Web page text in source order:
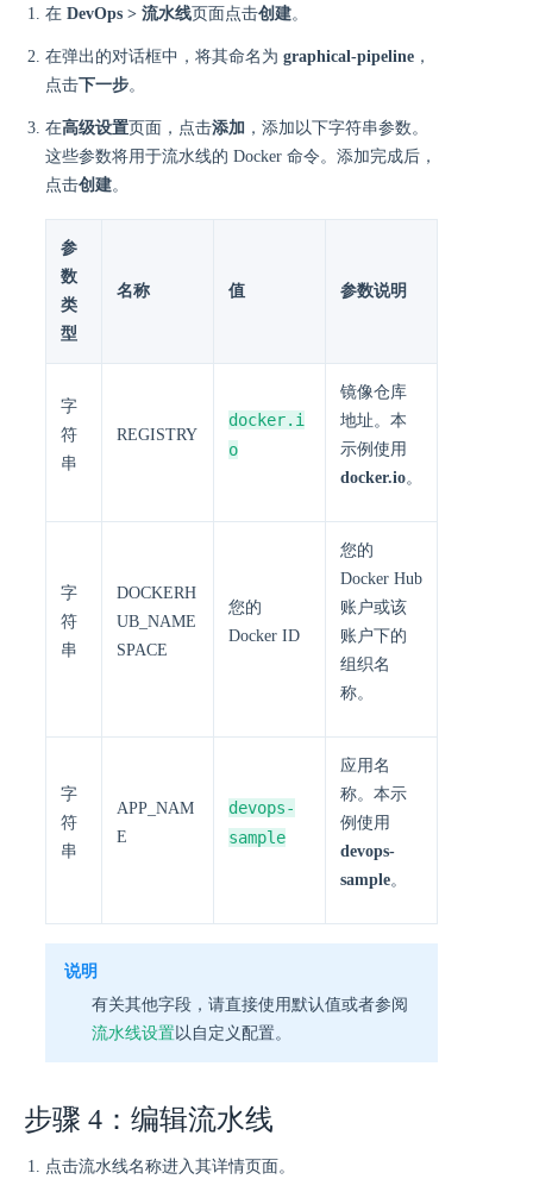
在 DevOps > 流水线页面点击创建。
在弹出的对话框中，将其命名为 graphical-pipeline ，
点击下一步。
在高级设置页面，点击添加 ，添加以下字符串参数。
这些参数将用于流水线的 Docker 命令。添加完成后，
点击创建。
参
数
类
型
名称 值 参数说明
字
符
串
REGISTRY
docker.i
o
镜像仓库
地址。本
示例使用
docker.io。
字
符
串
DOCKERH
UB_NAME
SPACE
您的
Docker ID
您的
Docker Hub
账户或该
账户下的
组织名
称。
字
符
串
APP_NAM
E
devops-
sample
应用名
称。本示
例使用
devops-
sample。
说明
有关其他字段，请直接使用默认值或者参阅
流水线设置以自定义配置。
步骤 4：编辑流水线
点击流水线名称进入其详情页面。